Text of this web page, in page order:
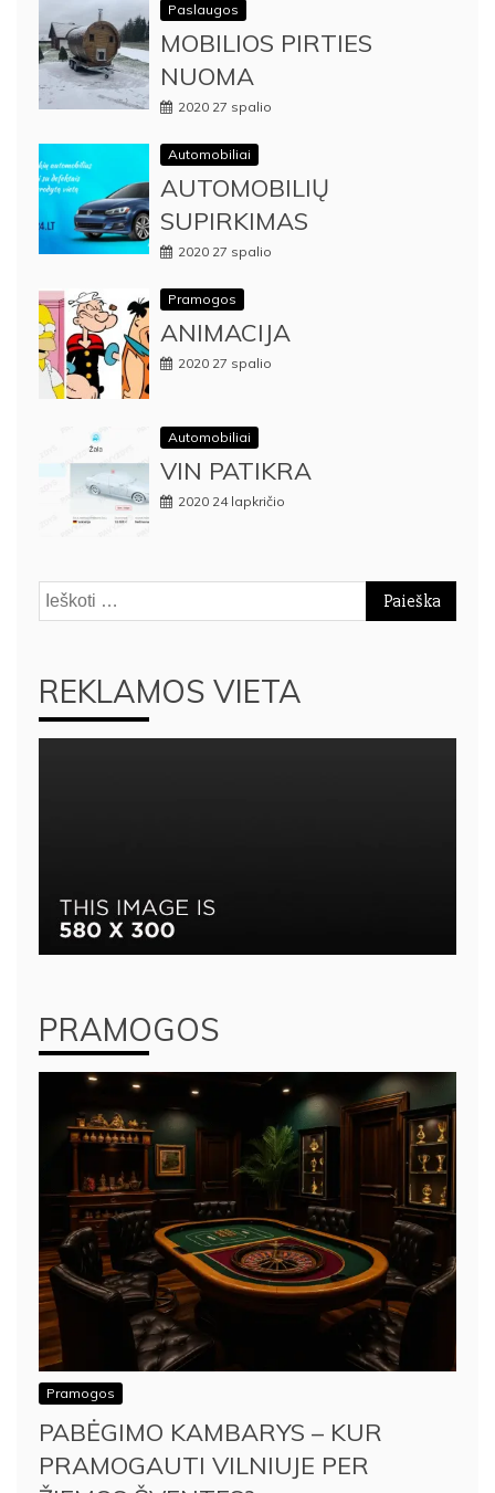
Paslaugos
MOBILIOS PIRTIES
NUOMA
2020 27 spalio
Automobiliai
AUTOMOBILIŲ
SUPIRKIMAS
2020 27 spalio
Pramogos
ANIMACIJA
2020 27 spalio
Automobiliai
VIN PATIKRA
2020 24 lapkričio
Ieškoti:
REKLAMOS VIETA
PRAMOGOS
Pramogos
PABĖGIMO KAMBARYS – KUR
PRAMOGAUTI VILNIUJE PER